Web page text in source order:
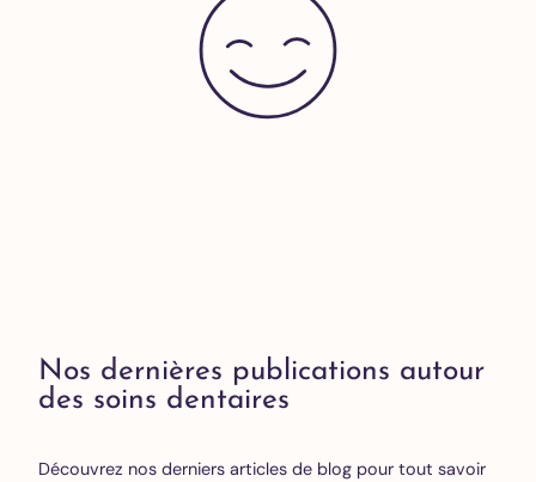
Nos dernières publications autour
des soins dentaires
Découvrez nos derniers articles de blog pour tout savoir